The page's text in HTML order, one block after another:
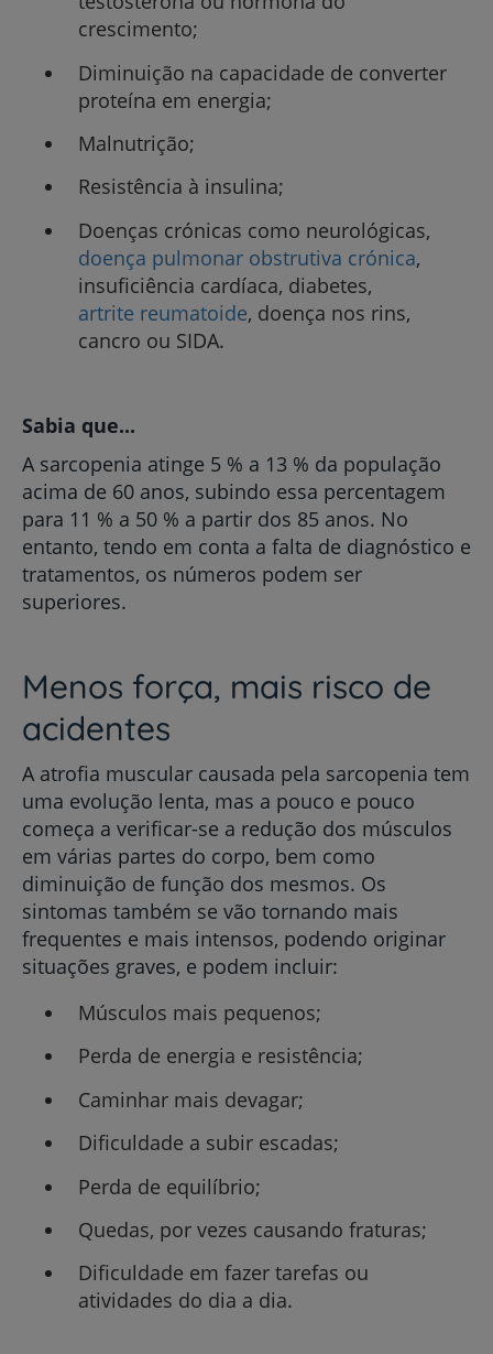
crescimento;
Diminuição na capacidade de converter
proteína em energia;
Malnutrição;
Resistência à insulina;
Doenças crónicas como neurológicas,
doença pulmonar obstrutiva crónica,
insuficiência cardíaca, diabetes,
artrite reumatoide, doença nos rins,
cancro ou SIDA.
Sabia que...
A sarcopenia atinge 5 % a 13 % da população
acima de 60 anos, subindo essa percentagem
para 11 % a 50 % a partir dos 85 anos. No
entanto, tendo em conta a falta de diagnóstico e
tratamentos, os números podem ser
superiores.
Menos força, mais risco de
acidentes
A atrofia muscular causada pela sarcopenia tem
uma evolução lenta, mas a pouco e pouco
começa a verificar-se a redução dos músculos
em várias partes do corpo, bem como
diminuição de função dos mesmos. Os
sintomas também se vão tornando mais
frequentes e mais intensos, podendo originar
situações graves, e podem incluir:
Músculos mais pequenos;
Perda de energia e resistência;
Caminhar mais devagar;
Dificuldade a subir escadas;
Perda de equilíbrio;
Quedas, por vezes causando fraturas;
Dificuldade em fazer tarefas ou
atividades do dia a dia.